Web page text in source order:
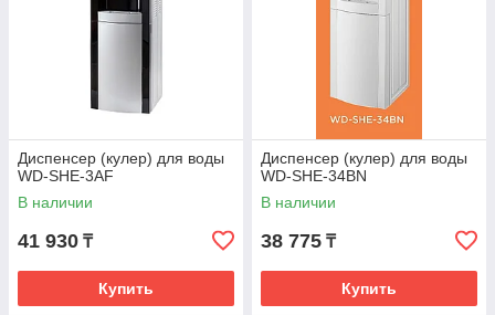
Диспенсер (кулер) для воды
WD-SHE-3AF
В наличии
41 930 ₸
Купить
Диспенсер (кулер) для воды
WD-SHE-34BN
В наличии
38 775 ₸
Купить